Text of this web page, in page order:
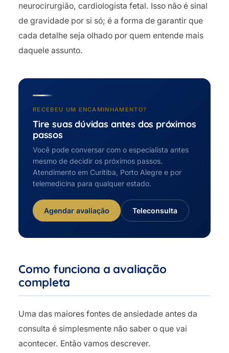
neurocirurgião, cardiologista fetal. Isso não é sinal
de gravidade por si só; é a forma de garantir que
cada detalhe seja olhado por quem entende mais
daquele assunto.
RECEBEU UM ENCAMINHAMENTO?
Tire suas dúvidas antes dos próximos
passos
Você pode conversar com o especialista antes
mesmo de decidir os próximos passos.
Atendimento em Curitiba, Porto Alegre e por
telemedicina para qualquer estado.
Agendar avaliação Teleconsulta
Como funciona a avaliação
completa
Uma das maiores fontes de ansiedade antes da
consulta é simplesmente não saber o que vai
acontecer. Então vamos descrever.